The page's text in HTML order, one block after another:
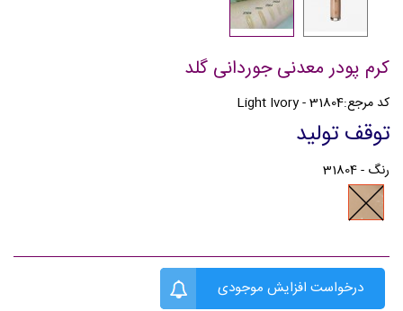
کرم پودر معدنی جوردانی گلد
کد مرجع:31804 - Light Ivory
توقف تولید
رنگ -
31804
31804
درخواست افزایش موجودی